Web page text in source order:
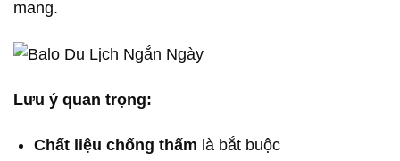
mang.
Lưu ý quan trọng:
Chất liệu chống thấm là bắt buộc